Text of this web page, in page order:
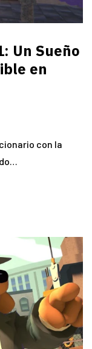
Un Sueño
en
con la